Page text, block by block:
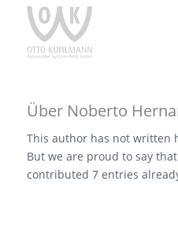
Über Noberto
This author has not written
But we are proud to say that
contributed 7 entries